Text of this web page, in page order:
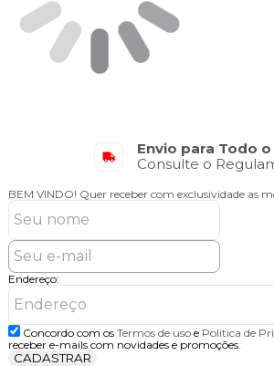
Envio para Todo o
Consulte o
BEM VINDO! Quer receber com exclusividade as
Endereço:
Concordo com os Termos de usoe Politica de
receber e-mails com novidades e promoções.
CADASTRAR